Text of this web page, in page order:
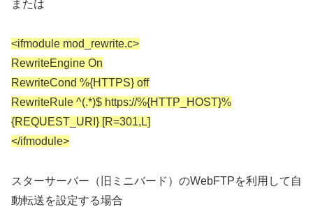
または
<ifmodule mod_rewrite.c>
RewriteEngine On
RewriteCond %{HTTPS} off
RewriteRule ^(.*)$ https://%{HTTP_HOST}%
{REQUEST_URI} [R=301,L]
</ifmodule>
スターサーバー（旧ミニバード）のWebFTPを利用して自
動転送を設定する場合